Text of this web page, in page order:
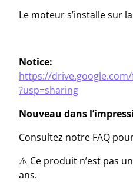
Le moteur s’installe sur
Notice:
https://drive.google.com/
?usp=sharing
Nouveau dans
Consultez notre FAQ
⚠️ Ce produit n’est pas
ans.